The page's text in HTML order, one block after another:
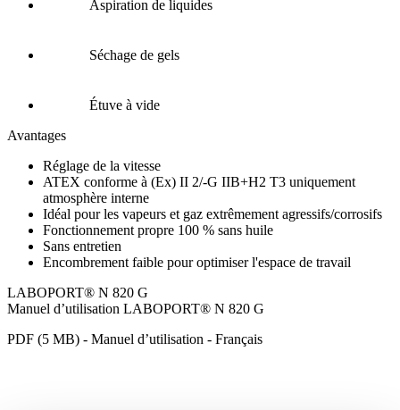
Aspiration de liquides
Séchage de gels
Étuve à vide
Avantages
Réglage de la vitesse
ATEX conforme à (Ex) II 2/-G IIB+H2 T3 uniquement
atmosphère interne
Idéal pour les vapeurs et gaz extrêmement agressifs/corrosifs
Fonctionnement propre 100 % sans huile
Sans entretien
Encombrement faible pour optimiser l'espace de travail
LABOPORT® N 820 G
Manuel d’utilisation LABOPORT® N 820 G
PDF (5 MB) - Manuel d’utilisation - Français